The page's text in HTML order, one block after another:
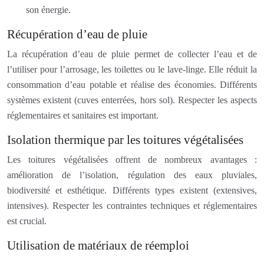
son énergie.
Récupération d’eau de pluie
La récupération d’eau de pluie permet de collecter l’eau et de
l’utiliser pour l’arrosage, les toilettes ou le lave-linge. Elle réduit la
consommation d’eau potable et réalise des économies. Différents
systèmes existent (cuves enterrées, hors sol). Respecter les aspects
réglementaires et sanitaires est important.
Isolation thermique par les toitures végétalisées
Les toitures végétalisées offrent de nombreux avantages :
amélioration de l’isolation, régulation des eaux pluviales,
biodiversité et esthétique. Différents types existent (extensives,
intensives). Respecter les contraintes techniques et réglementaires
est crucial.
Utilisation de matériaux de réemploi